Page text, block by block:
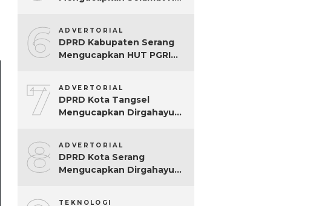
6 ADVERTORIAL
DPRD Kabupaten Serang
Mengucapkan HUT PGRI
7 ADVERTORIAL
DPRD Kota Tangsel
Mengucapkan Dirgahayu
8 ADVERTORIAL
DPRD Kota Serang
Mengucapkan Dirgahayu
TEKNOLOGI